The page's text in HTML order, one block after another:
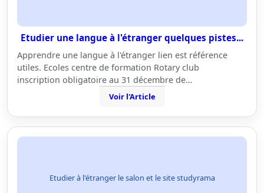
Etudier une langue à l'étranger quelques pistes...
Apprendre une langue à l'étranger lien est référence
utiles. Ecoles centre de formation Rotary club
inscription obligatoire au 31 décembre de…
Voir l'Article
Etudier à l'étranger le salon et le site studyrama